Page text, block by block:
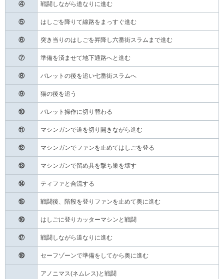
④ 戦闘しながら道なりに進む
⑤ はしごを降りて線路をまっすぐ進む
⑥ 突き当りのはしごを昇降し六番街スラムまで進む
⑦ 準備を済ませて地下通路へと進む
⑧ バレットの後を追い七番街スラムへ
⑨ 猫の後を追う
⑩ バレット操作に切り替わる
⑪ マシンガンで道を切り開きながら進む
⑫ マシンガンでファンを止めてはしごを登る
⑬ マシンガンで留め具を撃ち巣を壊す
⑭ ティファと合流する
⑮ 戦闘後、階段を登りファンを止めて奥に進む
⑯ はしごに登りカッターマシンと戦闘
⑰ 戦闘しながら道なりに進む
⑱ セーフゾーンで準備をしてから奥に進む
アノニマス(ネムレス)と戦闘